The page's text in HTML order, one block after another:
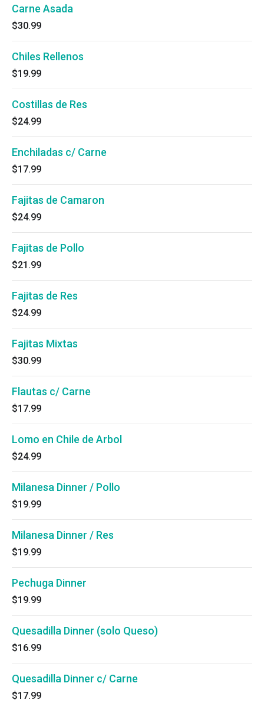
Carne Asada
$30.99
Chiles Rellenos
$19.99
Costillas de Res
$24.99
Enchiladas c/ Carne
$17.99
Fajitas de Camaron
$24.99
Fajitas de Pollo
$21.99
Fajitas de Res
$24.99
Fajitas Mixtas
$30.99
Flautas c/ Carne
$17.99
Lomo en Chile de Arbol
$24.99
Milanesa Dinner / Pollo
$19.99
Milanesa Dinner / Res
$19.99
Pechuga Dinner
$19.99
Quesadilla Dinner (solo Queso)
$16.99
Quesadilla Dinner c/ Carne
$17.99